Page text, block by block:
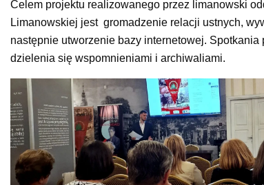
Celem projektu realizowanego przez limanowski
Limanowskiej jest gromadzenie relacji ustnych,
następnie utworzenie bazy internetowej.
dzielenia się wspomnieniami i archiwaliami.